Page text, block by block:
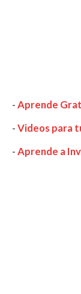
-Aprende
-Videos para
-Aprende a